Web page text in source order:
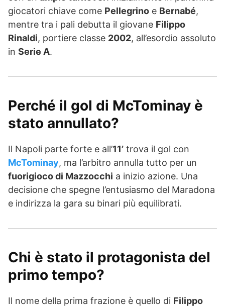
giocatori chiave come Pellegrino e Bernabé,
mentre tra i pali debutta il giovane Filippo
Rinaldi, portiere classe 2002, all’esordio assoluto
in Serie A.
Perché il gol di McTominay è
stato annullato?
Il Napoli parte forte e all’11’ trova il gol con
McTominay, ma l’arbitro annulla tutto per un
fuorigioco di Mazzocchi a inizio azione. Una
decisione che spegne l’entusiasmo del Maradona
e indirizza la gara su binari più equilibrati.
Chi è stato il protagonista del
primo tempo?
Il nome della prima frazione è quello di Filippo